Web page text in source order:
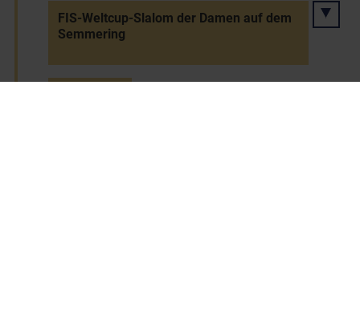
FIS-Weltcup-Slalom der Damen auf dem
Semmering